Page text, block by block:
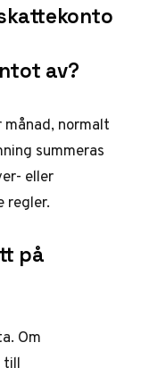
av?
normalt
summeras
eller
regler.
på
Om
till